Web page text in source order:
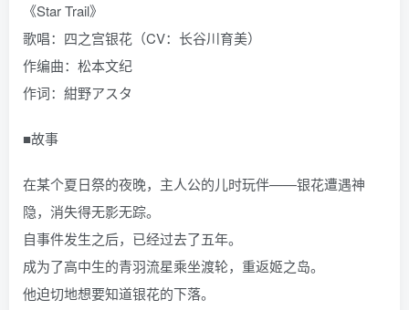
《Star Trail》
歌唱：四之宫银花（CV：长谷川育美）
作编曲：松本文纪
作词：紺野アスタ
■故事
在某个夏日祭的夜晚，主人公的儿时玩伴——银花遭遇神
隐，消失得无影无踪。
自事件发生之后，已经过去了五年。
成为了高中生的青羽流星乘坐渡轮，重返姬之岛。
他迫切地想要知道银花的下落。